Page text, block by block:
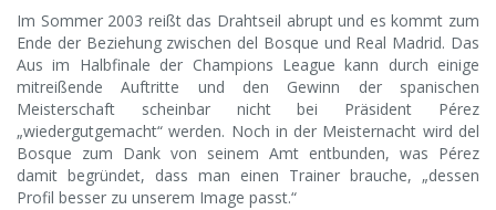
Im Sommer 2003 reißt das Drahtseil abrupt und es kommt zum
Ende der Beziehung zwischen del Bosque und Real Madrid. Das
Aus im Halbfinale der Champions League kann durch einige
mitreißende Auftritte und den Gewinn der spanischen
Meisterschaft scheinbar nicht bei Präsident Pérez
„wiedergutgemacht“ werden. Noch in der Meisternacht wird del
Bosque zum Dank von seinem Amt entbunden, was Pérez
damit begründet, dass man einen Trainer brauche, „dessen
Profil besser zu unserem Image passt.“